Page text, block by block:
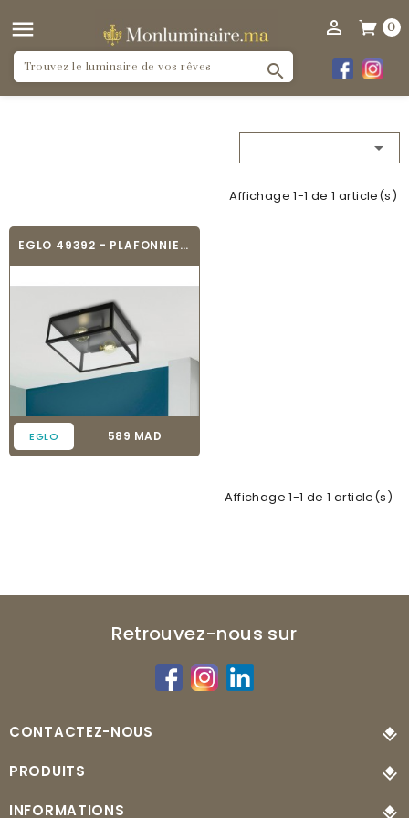
 0



Affichage 1-1 de 1 article(s)
EGLO 49392 - PLAFONNIER VINTAGE -...
EGLO Prix
589 MAD
Affichage 1-1 de 1 article(s)
Retrouvez-nous sur
CONTACTEZ-NOUS
PRODUITS
INFORMATIONS